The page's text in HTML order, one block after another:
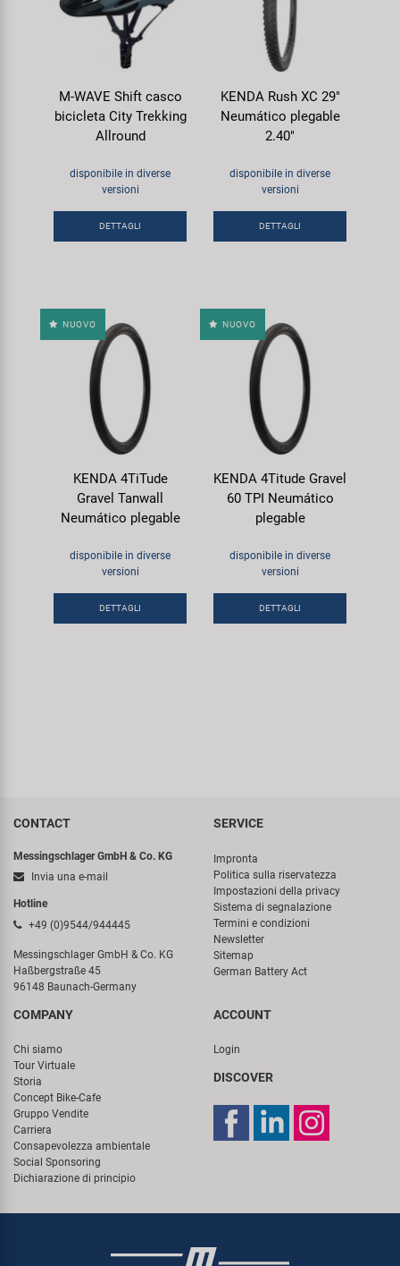
M-WAVE Shift casco
bicicleta City Trekking
Allround
disponibile in diverse
versioni
DETTAGLI
KENDA Rush XC 29"
Neumático plegable
2.40"
disponibile in diverse
versioni
DETTAGLI
NUOVO
KENDA 4TiTude
Gravel Tanwall
Neumático plegable
disponibile in diverse
versioni
DETTAGLI
NUOVO
KENDA 4Titude Gravel
60 TPI Neumático
plegable
disponibile in diverse
versioni
DETTAGLI
CONTACT
Messingschlager GmbH & Co. KG
Invia una e-mail
Hotline
+49 (0)9544/944445
Messingschlager GmbH & Co. KG
Haßbergstraße 45
96148 Baunach-Germany
SERVICE
Impronta
Politica sulla riservatezza
Impostazioni della privacy
Sistema di segnalazione
Termini e condizioni
Newsletter
Sitemap
German Battery Act
COMPANY
Chi siamo
Tour Virtuale
Storia
Concept Bike-Cafe
Gruppo Vendite
Carriera
Consapevolezza ambientale
Social Sponsoring
Dichiarazione di principio
ACCOUNT
Login
DISCOVER